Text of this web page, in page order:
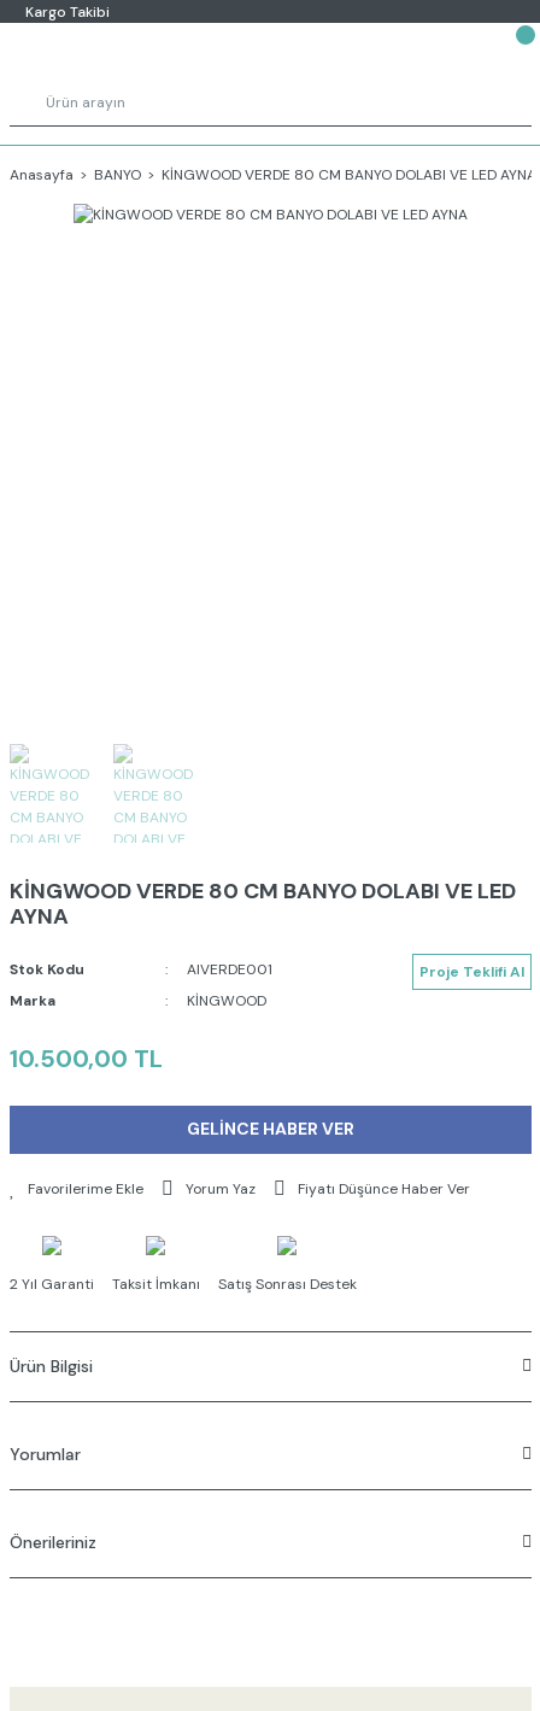
Kargo Takibi
Anasayfa BANYO KİNGWOOD VERDE 80 CM BANYO DOLABI VE LED AYNA
KİNGWOOD VERDE 80 CM BANYO DOLABI VE LED
AYNA
Stok Kodu
AIVERDE001
Marka
KİNGWOOD
Proje Teklifi Al
10.500,00 TL
GELİNCE HABER VER
Yorum Yaz Fiyatı Düşünce Haber Ver
2 Yıl Garanti Taksit İmkanı Satış Sonrası Destek
Ürün Bilgisi
Yorumlar
Önerileriniz